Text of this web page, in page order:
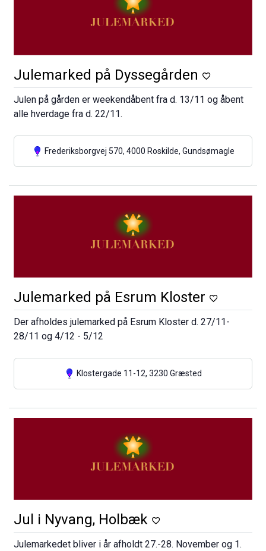
Julemarked på Dyssegården
Julen på gården er weekendåbent fra d. 13/11 og åbent
alle hverdage fra d. 22/11.
Frederiksborgvej 570, 4000 Roskilde, Gundsømagle
Julemarked på Esrum Kloster
Der afholdes julemarked på Esrum Kloster d. 27/11-
28/11 og 4/12 - 5/12
Klostergade 11-12, 3230 Græsted
Jul i Nyvang, Holbæk
Julemarkedet bliver i år afholdt 27.-28. November og 1.